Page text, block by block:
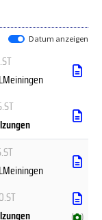
Datum anzeigen
( )